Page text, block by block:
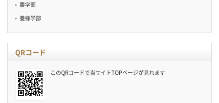
農学部
養蜂学部
QRコード
このQRコードで当サイトTOPページが見れます